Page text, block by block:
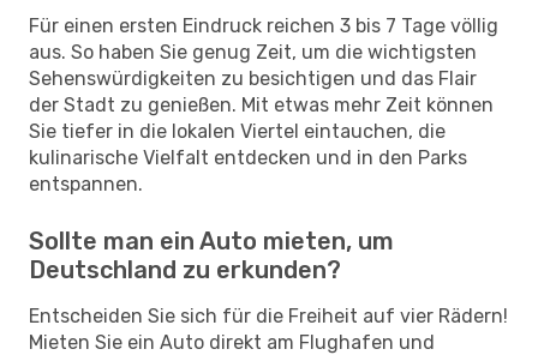
Für einen ersten Eindruck reichen 3 bis 7 Tage völlig
aus. So haben Sie genug Zeit, um die wichtigsten
Sehenswürdigkeiten zu besichtigen und das Flair
der Stadt zu genießen. Mit etwas mehr Zeit können
Sie tiefer in die lokalen Viertel eintauchen, die
kulinarische Vielfalt entdecken und in den Parks
entspannen.
Sollte man ein Auto mieten, um
Deutschland zu erkunden?
Entscheiden Sie sich für die Freiheit auf vier Rädern!
Mieten Sie ein Auto direkt am Flughafen und